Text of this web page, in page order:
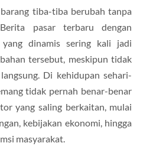
tiba-tiba berubah tanpa
pasar terbaru dengan
yang dinamis sering kali jadi
tersebut, meskipun tidak
Di kehidupan sehari-
tidak pernah benar-benar
yang saling berkaitan, mulai
kebijakan ekonomi, hingga
masyarakat.